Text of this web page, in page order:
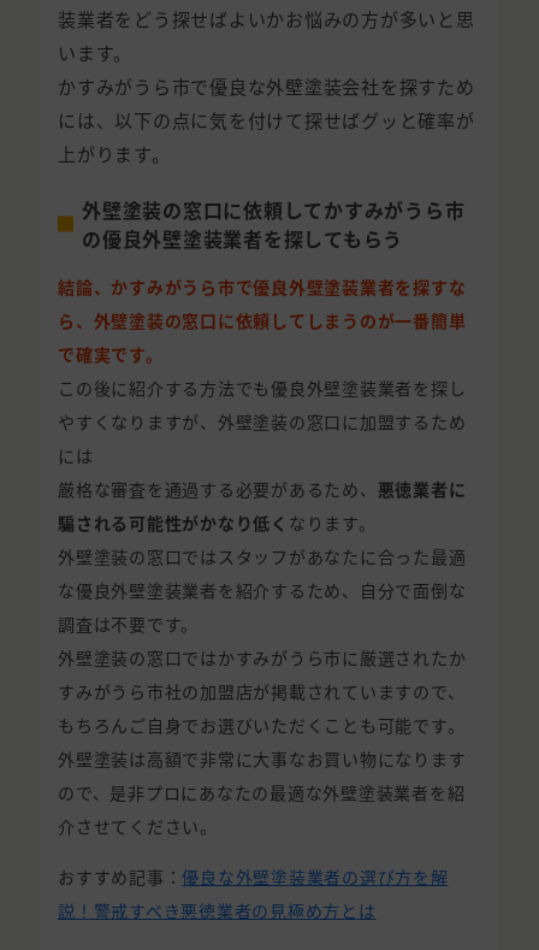
装業者をどう探せばよいかお悩みの方が多いと思
います。
かすみがうら市で優良な外壁塗装会社を探すため
には、以下の点に気を付けて探せばグッと確率が
上がります。
外壁塗装の窓口に依頼してかすみがうら市
の優良外壁塗装業者を探してもらう
結論、かすみがうら市で優良外壁塗装業者を探すな
ら、外壁塗装の窓口に依頼してしまうのが一番簡単
で確実です。
この後に紹介する方法でも優良外壁塗装業者を探し
やすくなりますが、外壁塗装の窓口に加盟するため
には
厳格な審査を通過する必要があるため、 悪徳業者に
騙される可能性がかなり低く なります。
外壁塗装の窓口ではスタッフがあなたに合った最適
な優良外壁塗装業者を紹介するため、自分で面倒な
調査は不要です。
外壁塗装の窓口ではかすみがうら市に厳選されたか
すみがうら市社の加盟店が掲載されていますので、
もちろんご自身でお選びいただくことも可能です。
外壁塗装は高額で非常に大事なお買い物になります
ので、是非プロにあなたの最適な外壁塗装業者を紹
介させてください。
おすすめ記事：優良な外壁塗装業者の選び方を解
説！警戒すべき悪徳業者の見極め方とは